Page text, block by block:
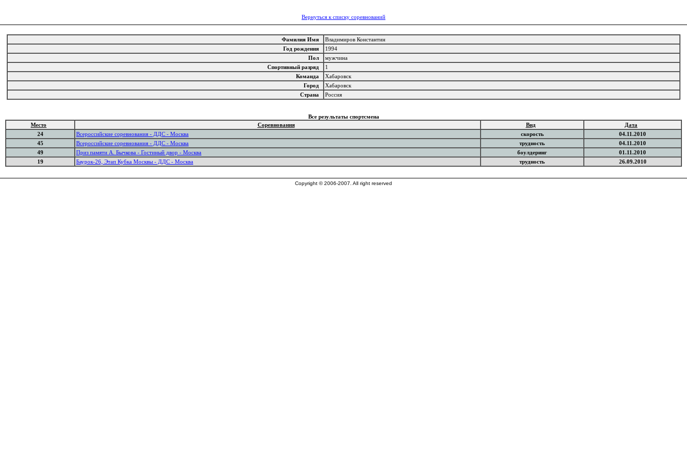
Вернуться к списку соревнований
Фамилия Имя
Владимиров Константин
Год рождения
1994
Пол
мужчина
Спортивный разряд
1
Команда
Хабаровск
Город
Хабаровск
Страна
Россия
Все результаты спортсмена
Место
Соревнования Вид
Дата
24
Всероссийские соревнования - ДДС - Москва скорость
04.11.2010
45
Всероссийские соревнования - ДДС - Москва трудность
04.11.2010
49
Приз памяти А. Бычкова - Гостиный двор - Москва боулдеринг
01.11.2010
19
Баурок-26, Этап Кубка Москвы - ДДС - Москва трудность 26.09.2010
Copyright © 2006-2007. All right reserved